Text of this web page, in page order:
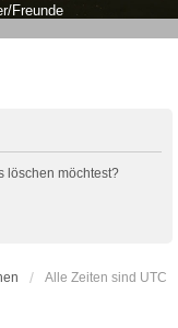
Freunde
löschen möchtest?
Alle Zeiten sind UTC